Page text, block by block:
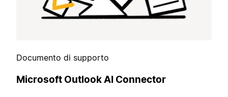
Documento di supporto
Microsoft Outlook AI Connector